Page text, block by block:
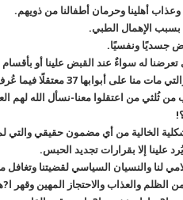
أهلينا وحرمان أطفالنا من ذويهم.
الإهمال الطبي.
جسديًا ونفسيًا.
له سواءٌ عند القبض علينا أو بأقسام
فيما عُرف لاحقًا بمجزرة عربة ترحيلات أبي زعبل.
ثُلثي من اعتقلوا معنا-نسأل الله لهم
الخالية من أي مضمون حقيقي والتي لم
علينا إلا بقرارات تجديد الحبس.
لنا والنسيان السياسي لقضيتنا
الظلم والعذاب والاحتجاز المهين وقهر